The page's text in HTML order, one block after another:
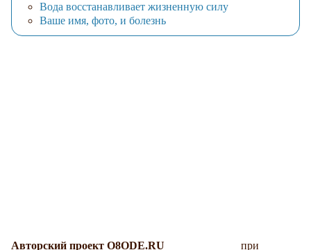
Вода восстанавливает жизненную силу
Ваше имя, фото, и болезнь
Авторский проект O8ODE.RU при